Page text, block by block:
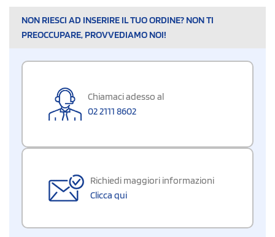
NON RIESCI AD INSERIRE IL TUO ORDINE? NON TI
PREOCCUPARE, PROVVEDIAMO NOI!
Chiamaci adesso al
02 2111 8602
Richiedi maggiori informazioni
Clicca qui